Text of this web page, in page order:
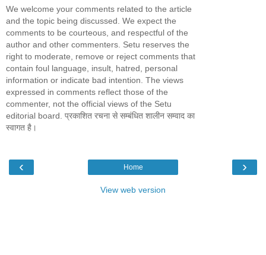
We welcome your comments related to the article
and the topic being discussed. We expect the
comments to be courteous, and respectful of the
author and other commenters. Setu reserves the
right to moderate, remove or reject comments that
contain foul language, insult, hatred, personal
information or indicate bad intention. The views
expressed in comments reflect those of the
commenter, not the official views of the Setu
editorial board. प्रकाशित रचना से सम्बंधित शालीन सम्वाद का
स्वागत है।
‹ ›
Home
View web version